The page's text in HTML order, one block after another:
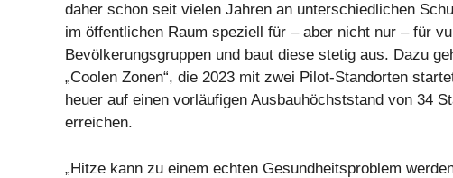
daher schon seit vielen Jahren an unterschiedlichen
im öffentlichen Raum speziell für – aber nicht nur – für
Bevölkerungsgruppen und baut diese stetig aus. Dazu
„Coolen Zonen“, die 2023 mit zwei Pilot-Standorten
heuer auf einen vorläufigen Ausbauhöchststand von 34
erreichen.
„Hitze kann zu einem echten Gesundheitsproblem